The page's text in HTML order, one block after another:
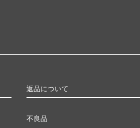
返品について
不良品